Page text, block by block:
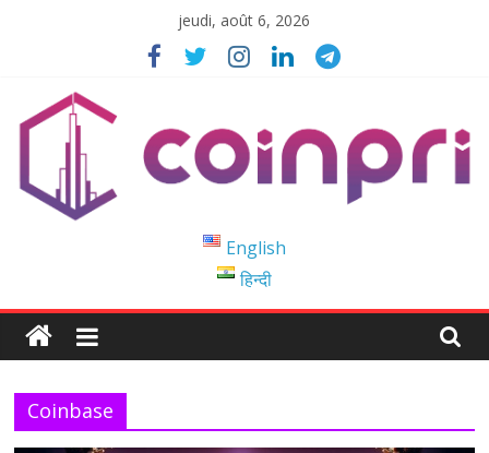
jeudi, août 6, 2026
Blockchain
Easy
to
English
हिन्दी
Coinbase